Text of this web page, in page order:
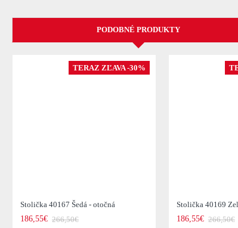
PODOBNÉ PRODUKTY
TERAZ ZĽAVA -30%
Stolička 40167 Šedá - otočná
186,55€ 266,50€
Stolička 40169
186,55€ 266,50€